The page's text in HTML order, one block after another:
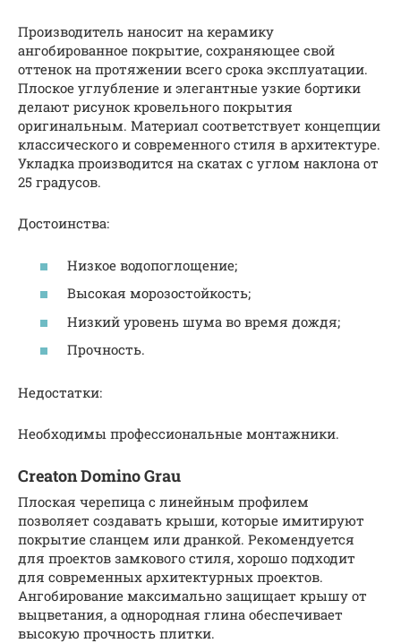
Производитель наносит на керамику
ангобированное покрытие, сохраняющее свой
оттенок на протяжении всего срока эксплуатации.
Плоское углубление и элегантные узкие бортики
делают рисунок кровельного покрытия
оригинальным. Материал соответствует концепции
классического и современного стиля в архитектуре.
Укладка производится на скатах с углом наклона от
25 градусов.
Достоинства:
Низкое водопоглощение;
Высокая морозостойкость;
Низкий уровень шума во время дождя;
Прочность.
Недостатки:
Необходимы профессиональные монтажники.
Creaton Domino Grau
Плоская черепица с линейным профилем
позволяет создавать крыши, которые имитируют
покрытие сланцем или дранкой. Рекомендуется
для проектов замкового стиля, хорошо подходит
для современных архитектурных проектов.
Ангобирование максимально защищает крышу от
выцветания, а однородная глина обеспечивает
высокую прочность плитки.